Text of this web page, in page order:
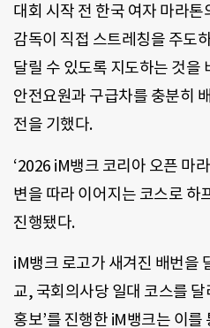
대회 시작 전 한국 여자 마라톤
감독이 직접 스트레칭을 주도
달릴 수 있도록 지도하는 것을
안전요원과 구급차를 충분히
전을 기했다.
‘2026 iM뱅크 코리아 오픈 마
변을 따라 이어지는 코스로
진행됐다.
iM뱅크 로고가 새겨진 배번을
교, 국회의사당 일대 코스를
홍보’를 진행한 iM뱅크는 이